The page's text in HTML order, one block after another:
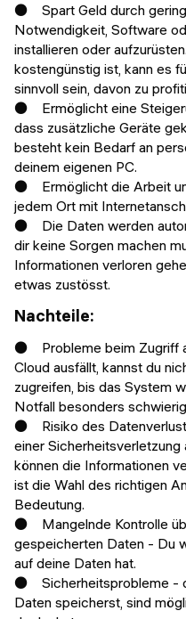
● Spart Geld durch
Notwendigkeit, Software
installieren oder
kostengünstig ist, kann es
sinnvoll sein, davon zu
● Ermöglicht eine
dass zusätzliche Geräte
besteht kein Bedarf an
deinem eigenen PC.
● Ermöglicht die Arbeit
jedem Ort mit
● Die Daten werden
dir keine Sorgen machen
Informationen verloren
etwas zustösst.
Nachteile:
● Probleme beim Zugriff
Cloud ausfällt, kannst du
zugreifen, bis das System
Notfall besonders
● Risiko des
einer
können die Informationen
ist die Wahl des richtigen
Bedeutung.
● Mangelnde Kontrolle
gespeicherten Daten - Du
auf deine Daten hat.
● Sicherheitsprobleme -
Daten speicherst, sind